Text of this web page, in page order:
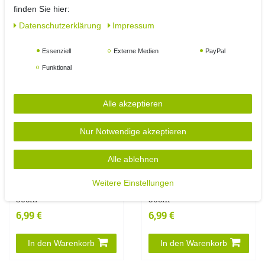
Kuschelkissen
Sofakissen Tiermotiv
30cm
6,99 €
In den Warenkorb
Dekoratives Kissen
Kuschelkissen
Sofakissen Tiermotiv
30cm
6,99 €
In den Warenkorb
finden Sie hier:
Daten­schutz­erklärung
Impressum
Essenziell Externe Medien PayPal
Funktional
Alle akzeptieren
Nur Notwendige akzeptieren
Alle ablehnen
Weitere Einstellungen